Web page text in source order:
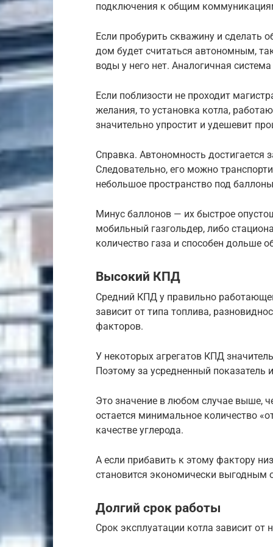
подключения к общим
Если пробурить скважину и сделать
дом будет считаться автономным,
воды у него нет. Аналогичная
Если поблизости не проходит
желания, то установка котла,
значительно упростит и удешевит
Справка. Автономность достигается
Следовательно, его можно
небольшое пространство под
Минус баллонов — их быстрое
мобильный газгольдер, либо
количество газа и способен дольше
Высокий КПД
Средний КПД у правильно
зависит от типа топлива,
факторов.
У некоторых агрегатов КПД
Поэтому за усредненный показатель
Это значение в любом случае выше,
остается минимальное количество
качестве углерода.
А если прибавить к этому фактору
становится экономически выгодным
Долгий срок работы
Срок эксплуатации котла зависит от